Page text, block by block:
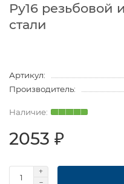
Ру16
стали
Артикул:
Производитель:
2053 ₽